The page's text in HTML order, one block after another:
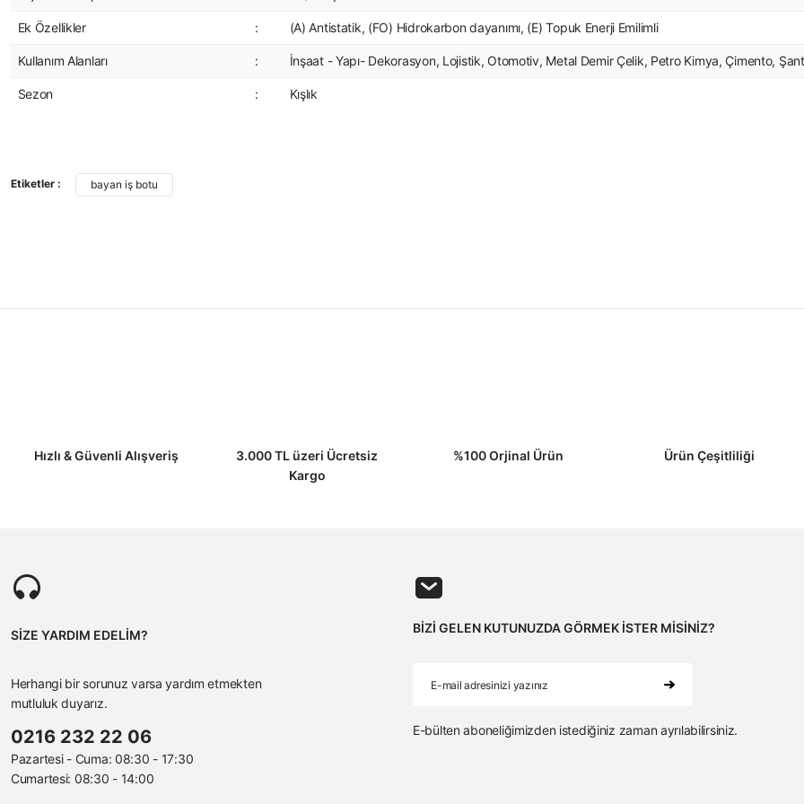
Ek Özellikler : (A) Antistatik, (FO) Hidrokarbon dayanımı, (E) Topuk Enerji Emilimli
Kullanım Alanları : İnşaat - Yapı- Dekorasyon, Lojistik, Otomotiv, Metal Demir Çelik, Petro Kimya, Çimento,
Sezon : Kışlık
Etiketler : bayan iş botu
Hızlı & Güvenli Alışveriş
3.000 TL üzeri Ücretsiz
Kargo
%100 Orjinal Ürün Ürün Çeşitliliği
SİZE YARDIM EDELİM?
Herhangi bir sorunuz varsa yardım etmekten
mutluluk duyarız.
0216 232 22 06
Pazartesi - Cuma: 08:30 - 17:30
Cumartesi: 08:30 - 14:00
BİZİ GELEN KUTUNUZDA GÖRMEK İSTER MİSİNİZ?
E-bülten aboneliğimizden istediğiniz zaman ayrılabilirsiniz.